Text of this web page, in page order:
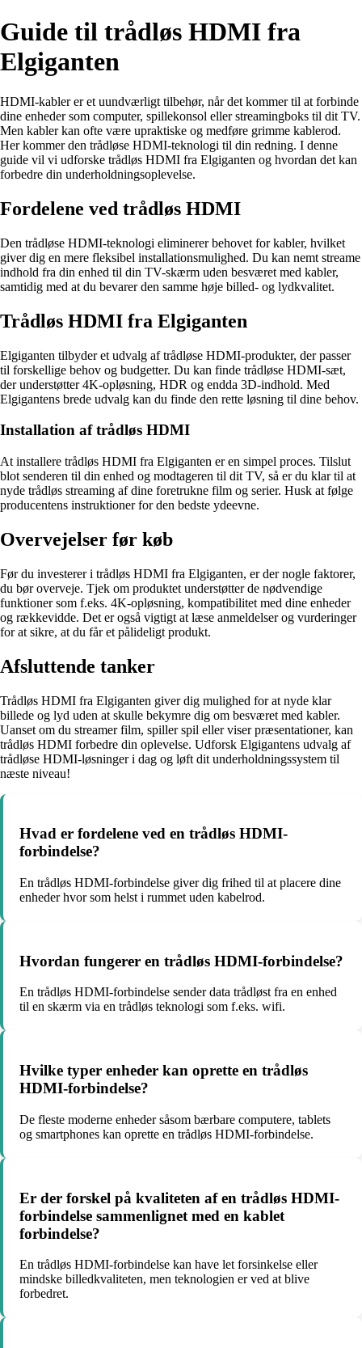
Guide til trådløs HDMI fra
Elgiganten
HDMI-kabler er et uundværligt tilbehør, når det kommer til at forbinde
dine enheder som computer, spillekonsol eller streamingboks til dit TV.
Men kabler kan ofte være upraktiske og medføre grimme kablerod.
Her kommer den trådløse HDMI-teknologi til din redning. I denne
guide vil vi udforske trådløs HDMI fra Elgiganten og hvordan det kan
forbedre din underholdningsoplevelse.
Fordelene ved trådløs HDMI
Den trådløse HDMI-teknologi eliminerer behovet for kabler, hvilket
giver dig en mere fleksibel installationsmulighed. Du kan nemt streame
indhold fra din enhed til din TV-skærm uden besværet med kabler,
samtidig med at du bevarer den samme høje billed- og lydkvalitet.
Trådløs HDMI fra Elgiganten
Elgiganten tilbyder et udvalg af trådløse HDMI-produkter, der passer
til forskellige behov og budgetter. Du kan finde trådløse HDMI-sæt,
der understøtter 4K-opløsning, HDR og endda 3D-indhold. Med
Elgigantens brede udvalg kan du finde den rette løsning til dine behov.
Installation af trådløs HDMI
At installere trådløs HDMI fra Elgiganten er en simpel proces. Tilslut
blot senderen til din enhed og modtageren til dit TV, så er du klar til at
nyde trådløs streaming af dine foretrukne film og serier. Husk at følge
producentens instruktioner for den bedste ydeevne.
Overvejelser før køb
Før du investerer i trådløs HDMI fra Elgiganten, er der nogle faktorer,
du bør overveje. Tjek om produktet understøtter de nødvendige
funktioner som f.eks. 4K-opløsning, kompatibilitet med dine enheder
og rækkevidde. Det er også vigtigt at læse anmeldelser og vurderinger
for at sikre, at du får et pålideligt produkt.
Afsluttende tanker
Trådløs HDMI fra Elgiganten giver dig mulighed for at nyde klar
billede og lyd uden at skulle bekymre dig om besværet med kabler.
Uanset om du streamer film, spiller spil eller viser præsentationer, kan
trådløs HDMI forbedre din oplevelse. Udforsk Elgigantens udvalg af
trådløse HDMI-løsninger i dag og løft dit underholdningssystem til
næste niveau!
Hvad er fordelene ved en trådløs HDMI-
forbindelse?
En trådløs HDMI-forbindelse giver dig frihed til at placere dine
enheder hvor som helst i rummet uden kabelrod.
Hvordan fungerer en trådløs HDMI-forbindelse?
En trådløs HDMI-forbindelse sender data trådløst fra en enhed
til en skærm via en trådløs teknologi som f.eks. wifi.
Hvilke typer enheder kan oprette en trådløs
HDMI-forbindelse?
De fleste moderne enheder såsom bærbare computere, tablets
og smartphones kan oprette en trådløs HDMI-forbindelse.
Er der forskel på kvaliteten af en trådløs HDMI-
forbindelse sammenlignet med en kablet
forbindelse?
En trådløs HDMI-forbindelse kan have let forsinkelse eller
mindske billedkvaliteten, men teknologien er ved at blive
forbedret.